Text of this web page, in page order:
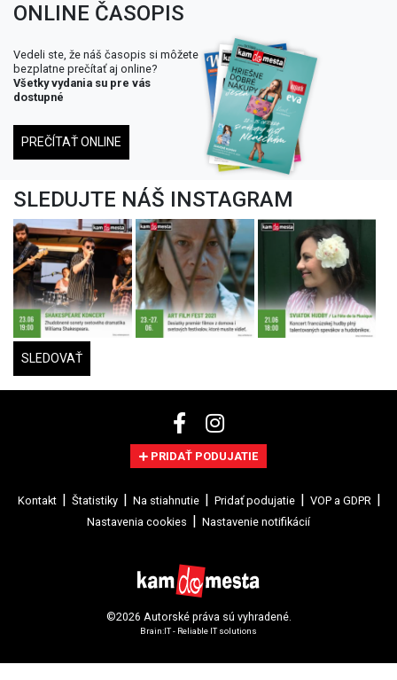
ONLINE ČASOPIS
Vedeli ste, že náš časopis si môžete
bezplatne prečítať aj online?
Všetky vydania su pre vás
dostupné
PREČÍTAŤ ONLINE
SLEDUJTE NÁŠ INSTAGRAM
SLEDOVAŤ
PRIDAŤ PODUJATIE
Kontakt Štatistiky Na stiahnutie Pridať podujatie
VOP a GDPR
Nastavenia cookies
Nastavenie notifikácií
©2026 Autorské práva sú vyhradené.
Brain:IT - Reliable IT solutions